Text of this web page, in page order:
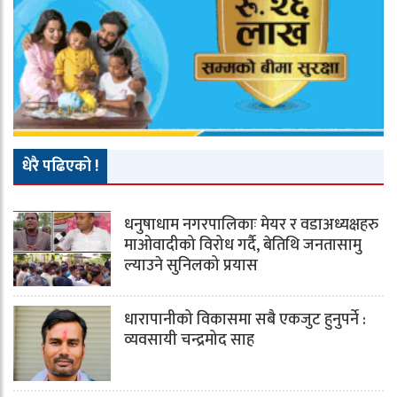
धेरै पढिएको !
धनुषाधाम नगरपालिकाः मेयर र वडाअध्यक्षहरु
माओवादीको विरोध गर्दै, बेतिथि जनतासामु
ल्याउने सुनिलको प्रयास
धारापानीको विकासमा सबै एकजुट हुनुपर्ने :
व्यवसायी चन्द्रमोद साह